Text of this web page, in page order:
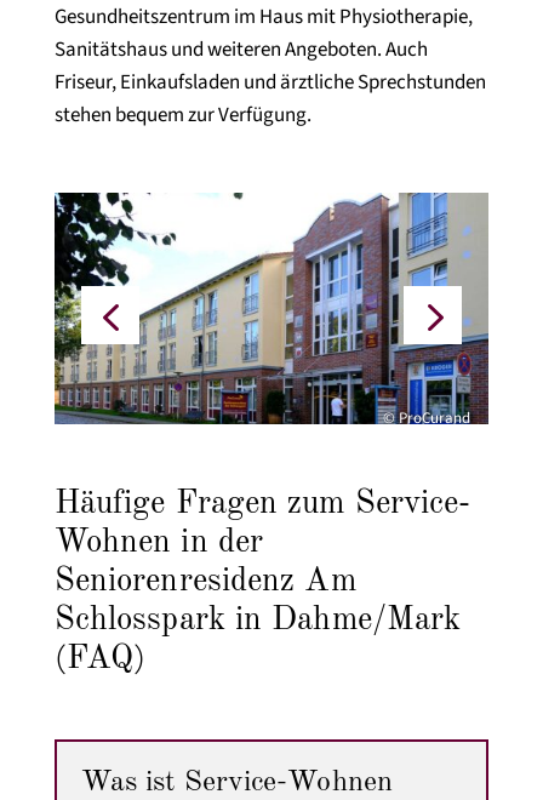
Gesundheitszentrum im Haus mit Physiotherapie,
Sanitätshaus und weiteren Angeboten. Auch
Friseur, Einkaufsladen und ärztliche Sprechstunden
stehen bequem zur Verfügung.
© ProCurand
Häufige Fragen zum Service-
Wohnen in der
Seniorenresidenz Am
Schlosspark in Dahme/Mark
(FAQ)
Was ist Service-Wohnen